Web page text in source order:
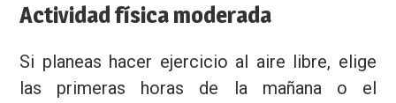
Actividad física moderada
Si planeas hacer ejercicio al aire libre, elige
las primeras horas de la mañana o el